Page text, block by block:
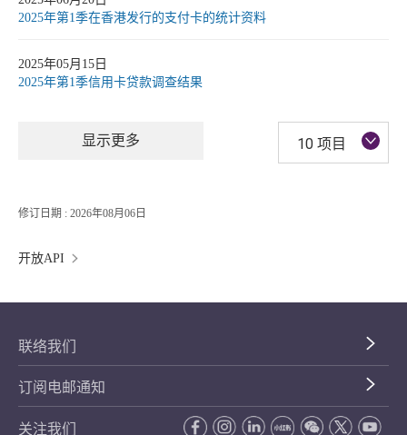
2025年第1季在香港发行的支付卡的统计资料
2025年05月15日
2025年第1季信用卡贷款调查结果
10 项目
显示更多
修订日期 : 2026年08月06日
开放API
联络我们
订阅电邮通知
关注我们